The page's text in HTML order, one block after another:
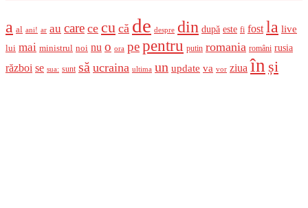
a al ani! ar au care ce cu că de despre din după este fi fost la live
lui mai ministrul noi nu o ora pepentru putin romania români rusia
război se sua: sunt să ucraina ultima un update va vor ziua în și